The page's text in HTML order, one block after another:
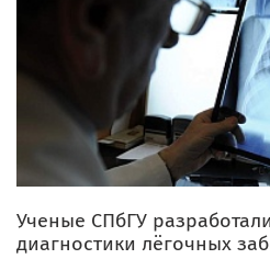
Ученые СПбГУ
диагностики лёгочных